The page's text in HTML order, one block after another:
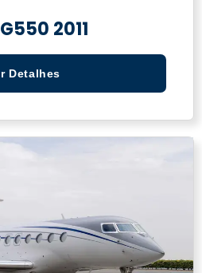
2011
Detalhes